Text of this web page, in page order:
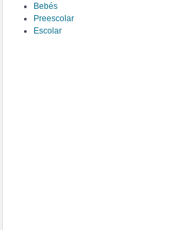
Bebés
Preescolar
Escolar